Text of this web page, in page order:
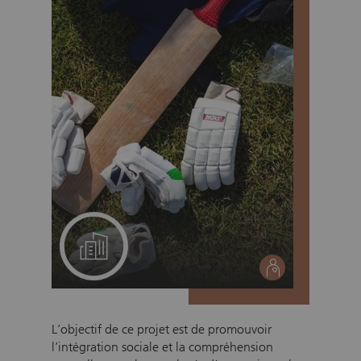
Un projet pour votre équipe
social
L’objectif de ce projet est de promouvoir
l’intégration sociale et la compréhension